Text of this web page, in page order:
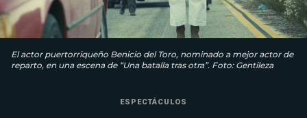
El actor puertorriqueño Benicio del Toro, nominado a mejor actor de
reparto, en una escena de “Una batalla tras otra”. Foto: Gentileza
ESPECTÁCULOS